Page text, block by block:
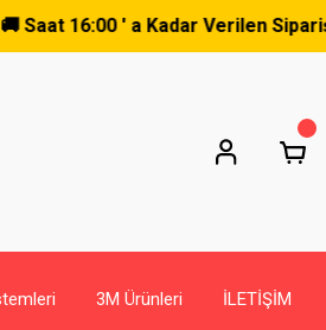
' a Kadar Verilen Siparişler
3M Ürünleri İLETİŞİM